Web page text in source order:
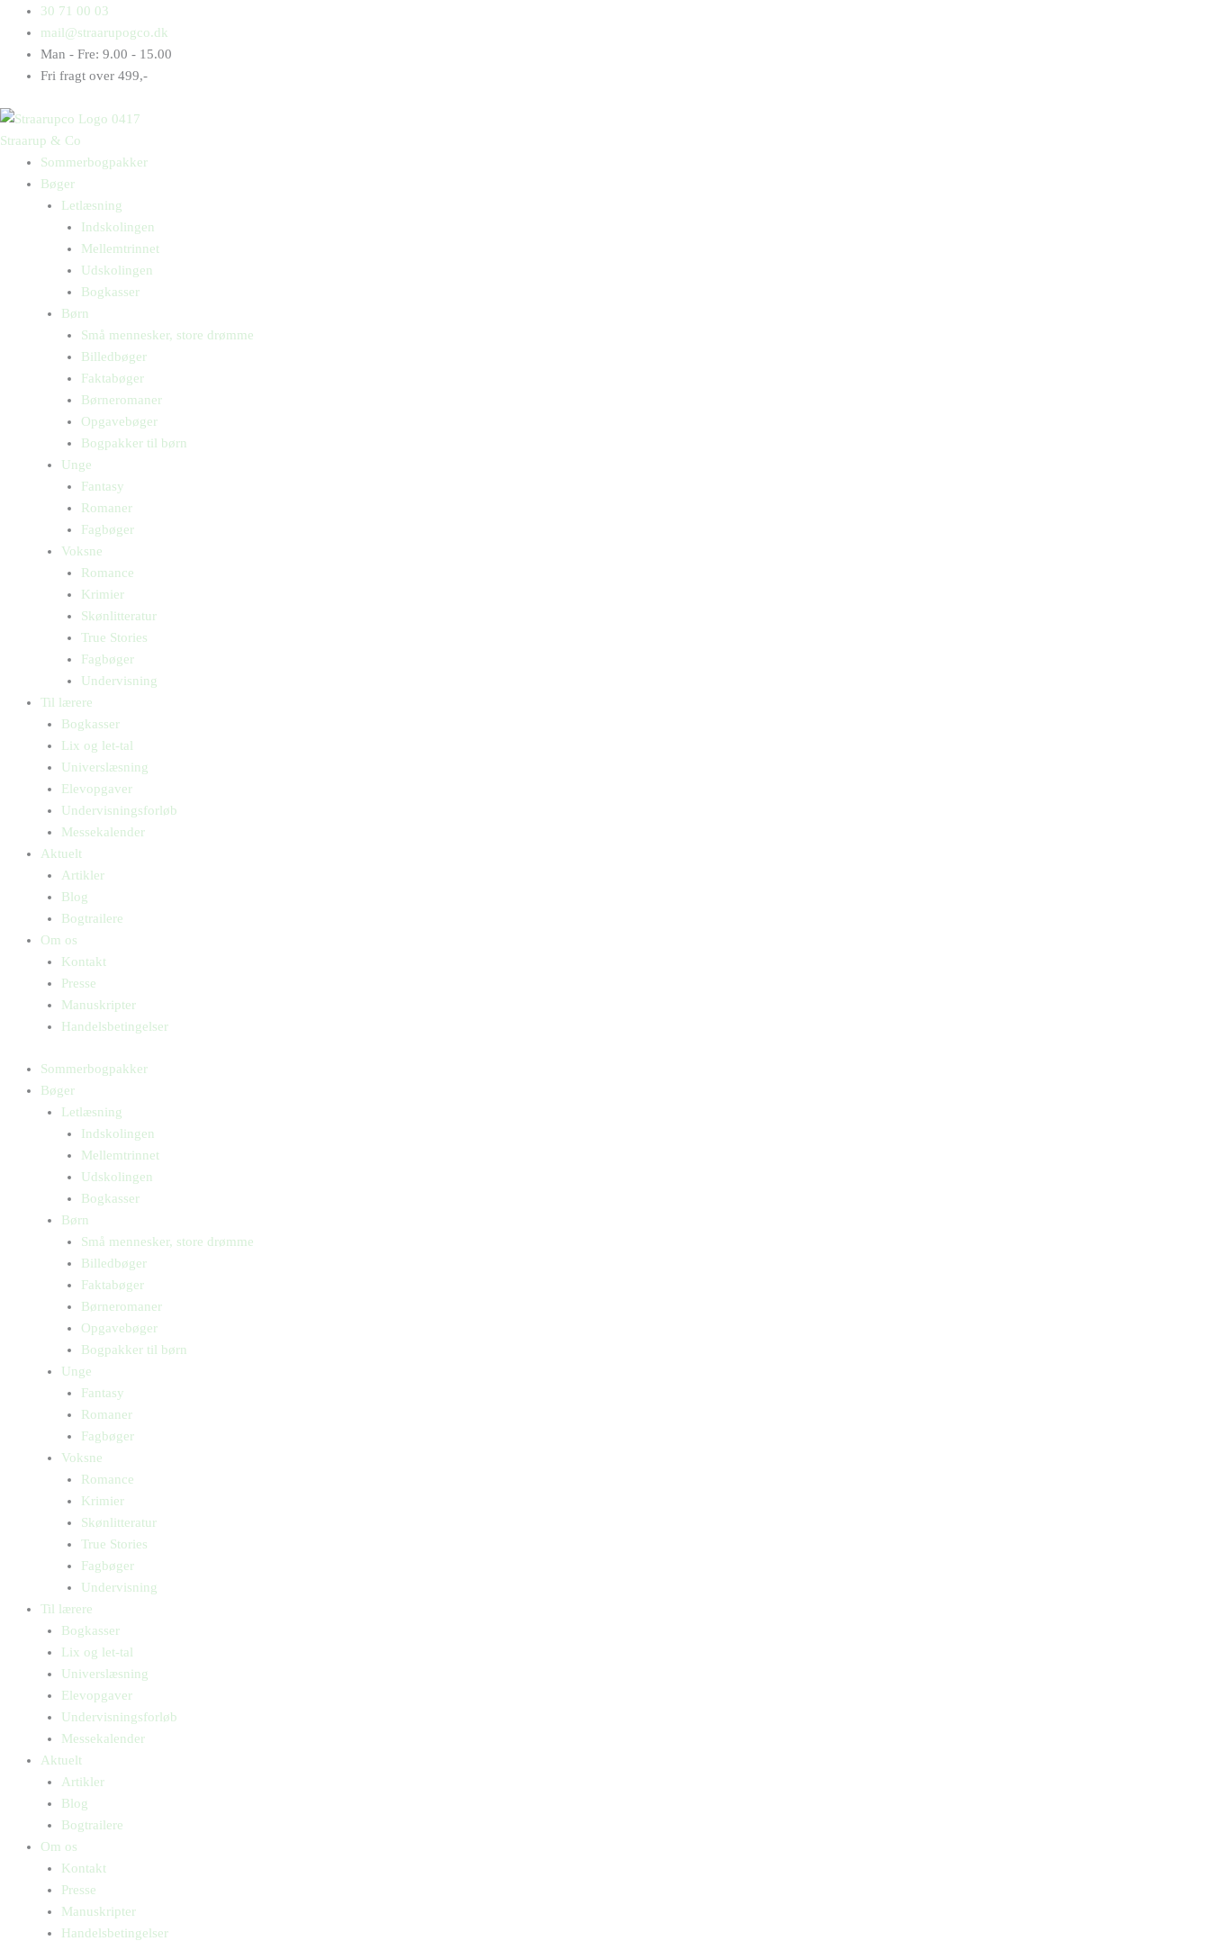
indholdet
30 71 00 03
mail@straarupogco.dk
Man - Fre: 9.00 - 15.00
Fri fragt over 499,-
Straarup & Co
Sommerbogpakker
Bøger
Letlæsning
Indskolingen
Mellemtrinnet
Udskolingen
Bogkasser
Børn
Små mennesker, store drømme
Billedbøger
Faktabøger
Børneromaner
Opgavebøger
Bogpakker til børn
Unge
Fantasy
Romaner
Fagbøger
Voksne
Romance
Krimier
Skønlitteratur
True Stories
Fagbøger
Undervisning
Til lærere
Bogkasser
Lix og let-tal
Universlæsning
Elevopgaver
Undervisningsforløb
Messekalender
Aktuelt
Artikler
Blog
Bogtrailere
Om os
Kontakt
Presse
Manuskripter
Handelsbetingelser
Sommerbogpakker
Bøger
Letlæsning
Indskolingen
Mellemtrinnet
Udskolingen
Bogkasser
Børn
Små mennesker, store drømme
Billedbøger
Faktabøger
Børneromaner
Opgavebøger
Bogpakker til børn
Unge
Fantasy
Romaner
Fagbøger
Voksne
Romance
Krimier
Skønlitteratur
True Stories
Fagbøger
Undervisning
Til lærere
Bogkasser
Lix og let-tal
Universlæsning
Elevopgaver
Undervisningsforløb
Messekalender
Aktuelt
Artikler
Blog
Bogtrailere
Om os
Kontakt
Presse
Manuskripter
Handelsbetingelser
Products
search
Products
search
farver